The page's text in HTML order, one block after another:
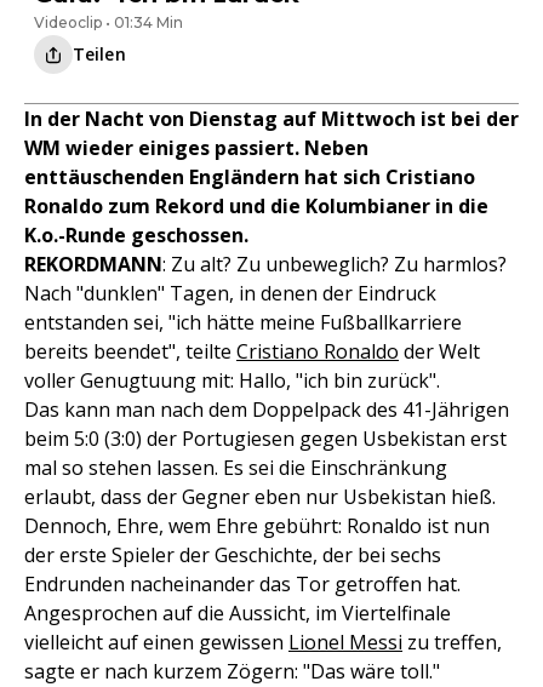
Videoclip • 01:34 Min
Teilen
In der Nacht von Dienstag auf Mittwoch ist bei der
WM wieder einiges passiert. Neben
enttäuschenden Engländern hat sich Cristiano
Ronaldo zum Rekord und die Kolumbianer in die
K.o.-Runde geschossen.
REKORDMANN: Zu alt? Zu unbeweglich? Zu harmlos?
Nach "dunklen" Tagen, in denen der Eindruck
entstanden sei, "ich hätte meine Fußballkarriere
bereits beendet", teilte Cristiano Ronaldo der Welt
voller Genugtuung mit: Hallo, "ich bin zurück".
Das kann man nach dem Doppelpack des 41-Jährigen
beim 5:0 (3:0) der Portugiesen gegen Usbekistan erst
mal so stehen lassen. Es sei die Einschränkung
erlaubt, dass der Gegner eben nur Usbekistan hieß.
Dennoch, Ehre, wem Ehre gebührt: Ronaldo ist nun
der erste Spieler der Geschichte, der bei sechs
Endrunden nacheinander das Tor getroffen hat.
Angesprochen auf die Aussicht, im Viertelfinale
vielleicht auf einen gewissen Lionel Messi zu treffen,
sagte er nach kurzem Zögern: "Das wäre toll."